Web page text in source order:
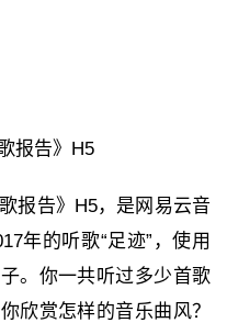
报告》H5
报告》H5，是网易云音
年的听歌“足迹”，使用
。你一共听过多少首歌
欣赏怎样的音乐曲风？